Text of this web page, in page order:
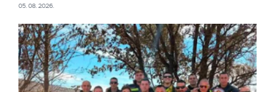
05. 08. 2026.